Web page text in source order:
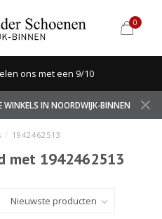
0
ons met een 9/10
IN NOORDWIJK-BINNEN
/ 1942462513
met 1942462513